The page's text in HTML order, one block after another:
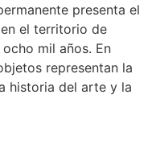
presenta el
el territorio de
mil años. En
representan la
historia del arte y la